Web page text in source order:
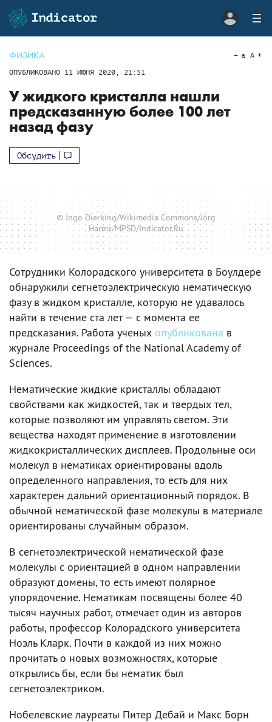
ФИЗИКА
ОПУБЛИКОВАНО 11 ИЮНЯ 2020, 21:51
a A
У жидкого кристалла нашли
предсказанную более 100 лет
назад фазу
Обсудить
© Ingo Dierking/Wikimedia Commons/Jörg
Harms/MPSD/Indicator.Ru
Сотрудники Колорадского университета в Боулдере
обнаружили сегнетоэлектрическую нематическую
фазу в жидком кристалле, которую не удавалось
найти в течение ста лет — с момента ее
предсказания. Работа ученых опубликована в
журнале Proceedings of the National Academy of
Sciences.
Нематические жидкие кристаллы обладают
свойствами как жидкостей, так и твердых тел,
которые позволяют им управлять светом. Эти
вещества находят применение в изготовлении
жидкокристаллических дисплеев. Продольные оси
молекул в нематиках ориентированы вдоль
определенного направления, то есть для них
характерен дальний ориентационный порядок. В
обычной нематической фазе молекулы в материале
ориентированы случайным образом.
В сегнетоэлектрической нематической фазе
молекулы с ориентацией в одном направлении
образуют домены, то есть имеют полярное
упорядочение. Нематикам посвящены более 40
тысяч научных работ, отмечает один из авторов
работы, профессор Колорадского университета
Ноэль Кларк. Почти в каждой из них можно
прочитать о новых возможностях, которые
открылись бы, если бы нематик был
сегнетоэлектриком.
Нобелевские лауреаты Питер Дебай и Макс Борн